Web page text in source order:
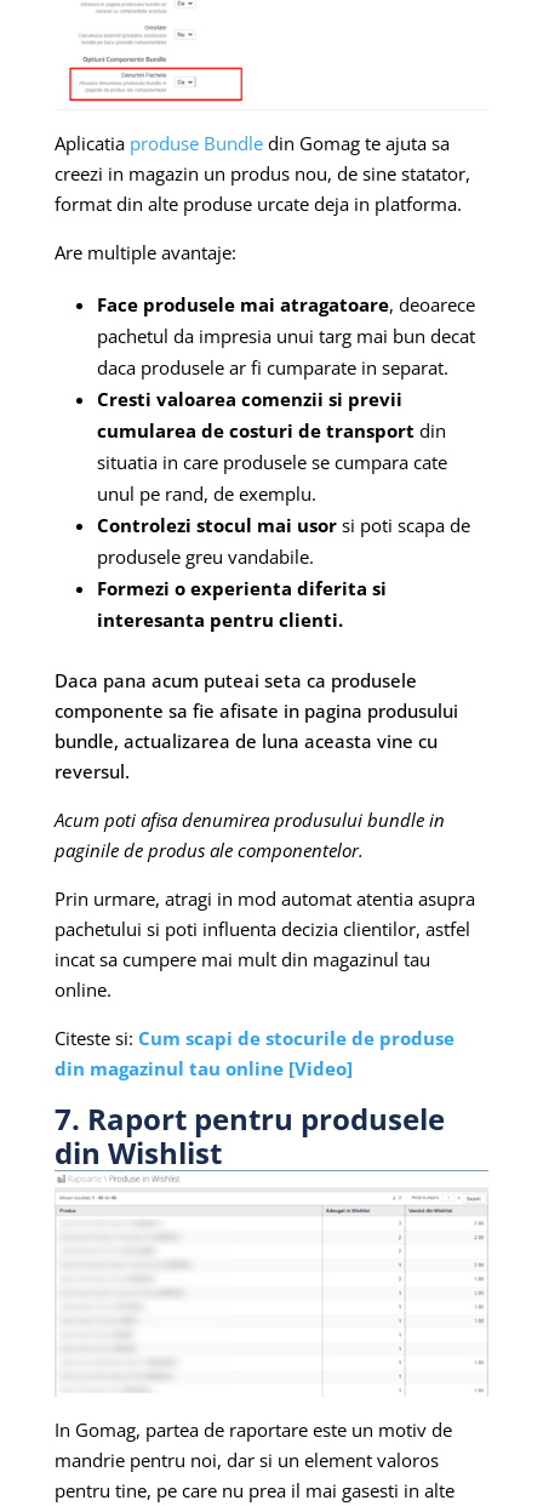
Aplicatia produse Bundledin Gomag te ajuta sa
creezi in magazin un produs nou, de sine statator,
format din alte produse urcate deja in platforma.
Are multiple avantaje:
Face produsele mai atragatoare, deoarece
pachetul da impresia unui targ mai bun decat
daca produsele ar fi cumparate in separat.
Cresti valoarea comenzii si previi
cumularea de costuri de transport din
situatia in care produsele se cumpara cate
unul pe rand, de exemplu.
Controlezi stocul mai usor si poti scapa de
produsele greu vandabile.
Formezi o experienta diferita si
interesanta pentru clienti.
Daca pana acum puteai seta ca produsele
componente sa fie afisate in pagina produsului
bundle, actualizarea de luna aceasta vine cu
reversul.
Acum poti afisa denumirea produsului bundle in
paginile de produs ale componentelor.
Prin urmare, atragi in mod automat atentia asupra
pachetului si poti influenta decizia clientilor, astfel
incat sa cumpere mai mult din magazinul tau
online.
Citeste si: Cum scapi de stocurile de produse
din magazinul tau online [Video]
7. Raport pentru produsele
din Wishlist
In Gomag, partea de raportare este un motiv de
mandrie pentru noi, dar si un element valoros
pentru tine, pe care nu prea il mai gasesti in alte